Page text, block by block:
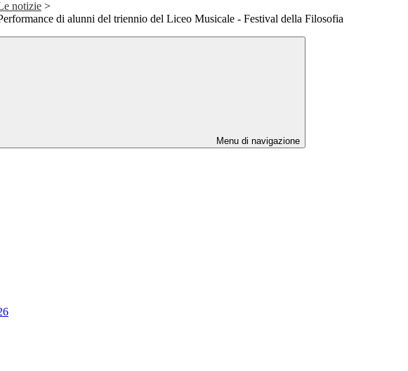
notizie >
di alunni del triennio del Liceo Musicale - Festival della Filosofia
Menu di navigazione